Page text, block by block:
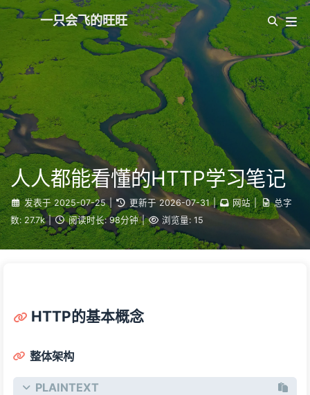
一只会飞的旺旺
人人都能看懂的HTTP学习笔记
发表于 2025-07-25 | 更新于 2026-07-31 | 网站 |
总字
数: 27.7k | 阅读时长: 98分钟 | 浏览量: 15
HTTP的基本概念
整体架构
PLAINTEXT